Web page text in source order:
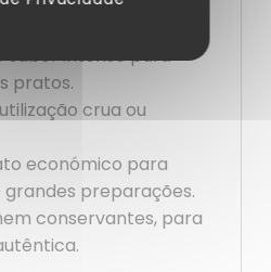
sabor intenso para
pratos.
crua ou
económico para
grandes preparações.
conservantes, para